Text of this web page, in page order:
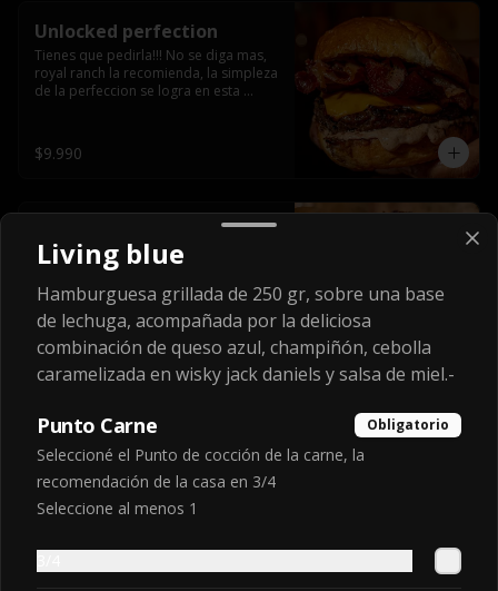
Unlocked perfection
Tienes que pedirla!!! No se diga mas,
royal ranch la recomienda, la simpleza
de la perfeccion se logra en esta
bacon secret sause, y tocino (se
recomienda con coccion 3/4).
$9.990
Doble hamburguesa grillada de 250
gr, acompañada de una erupción de
queso cheddar y chips de tocino,
crocante cebolla frita con finos cortes
de cebolla morada y pepinillos
americanos todo esto bañado en la
mejor salsa jack daniels al mas puro
estilo royal ranch.
$10.990
World heavyweight
champion
Cuádruple hamburguesa grillada de
250 gr, cuádruple queso cheddar,
triple aros de cebolla apanados,
morada, pepinillo, chedar sause y los
mejores jalapeños de texas.
$13.990
Living blue
Hamburguesa grillada de 250 gr, sobre una base
de lechuga, acompañada por la deliciosa
combinación de queso azul, champiñón, cebolla
caramelizada en wisky jack daniels y salsa de miel.-
Punto Carne Obligatorio
Seleccioné el Punto de cocción de la carne, la
recomendación de la casa en 3/4
Seleccione al menos 1